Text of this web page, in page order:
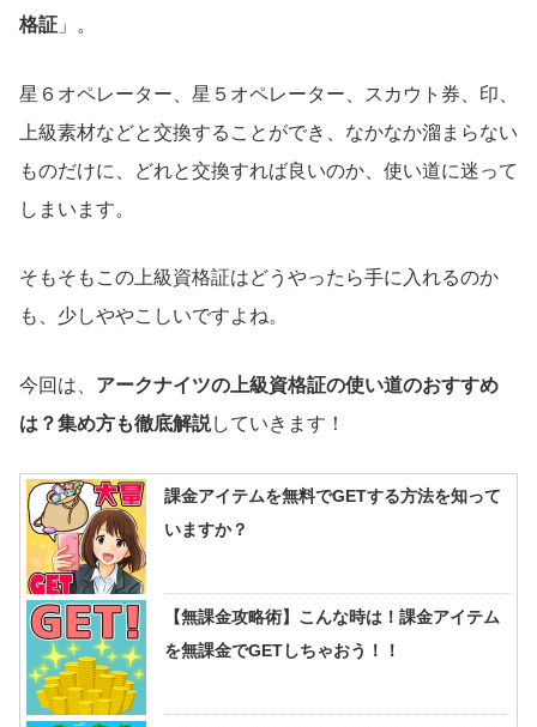
格証 」。
星６オペレーター、星５オペレーター、スカウト券、印、
上級素材などと交換することができ、なかなか溜まらない
ものだけに、どれと交換すれば良いのか、使い道に迷って
しまいます。
そもそもこの上級資格証はどうやったら手に入れるのか
も、少しややこしいですよね。
今回は、 アークナイツの上級資格証の使い道のおすすめ
は？集め方も徹底解説していきます！
課金アイテムを無料でGETする方法を知って
いますか？
【無課金攻略術】こんな時は！課金アイテム
を無課金でGETしちゃおう！！